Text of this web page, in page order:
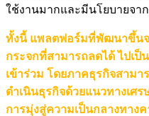
ใช้งานมากและมีนโยบายจา
ทั้งนี้ แพลตฟอร์มที่พัฒนาขึ้นจ
กระจกที่สามารถลดได้ ไปเ
เข้าร่วม โดยภาคธุรกิจสาม
ดำเนินธุรกิจด้วยแนวทางเศ
การมุ่งสู่ความเป็นกลางทาง